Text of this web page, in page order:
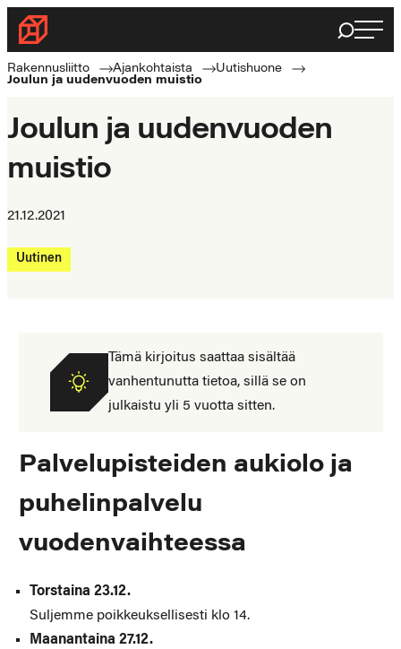
Siirry
suoraan
sisältöön
Rakennusliitto
Rakennusalan
ammattilaisten
Haku
Rakennusliitto Ajankohtaista
Uutishuone
Joulun ja uudenvuoden muistio
Joulun ja uudenvuoden
muistio
21.12.2021
Uutinen
Tämä kirjoitus saattaa sisältää
vanhentunutta tietoa, sillä se on
julkaistu yli 5 vuotta sitten.
Palvelupisteiden aukiolo ja
puhelinpalvelu
vuodenvaihteessa
Torstaina 23.12.
Suljemme poikkeuksellisesti klo 14.
Maanantaina 27.12.